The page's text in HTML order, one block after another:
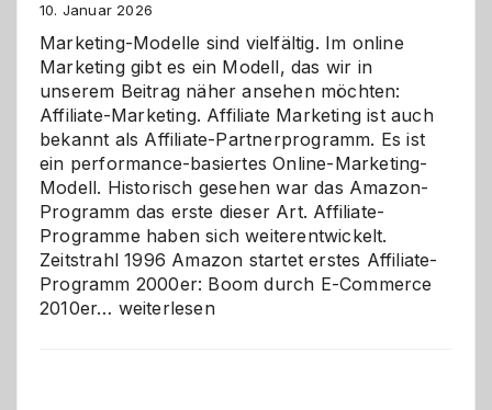
10. Januar 2026
Marketing-Modelle sind vielfältig. Im online
Marketing gibt es ein Modell, das wir in
unserem Beitrag näher ansehen möchten:
Affiliate-Marketing. Affiliate Marketing ist auch
bekannt als Affiliate-Partnerprogramm. Es ist
ein performance-basiertes Online-Marketing-
Modell. Historisch gesehen war das Amazon-
Programm das erste dieser Art. Affiliate-
Programme haben sich weiterentwickelt.
Zeitstrahl 1996 Amazon startet erstes Affiliate-
Programm 2000er: Boom durch E-Commerce
2010er… Affiliate-
weiterlesen